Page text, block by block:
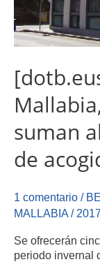
suman
de
1 comentario /
MALLABIA /
Se ofrecerán
periodo invernal